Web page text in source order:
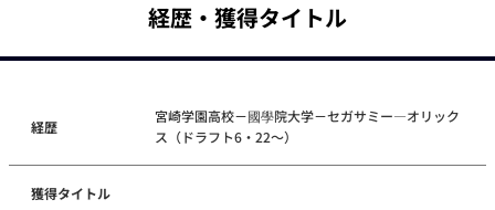
経歴・獲得タイトル
経歴
宮崎学園高校－國學院大学－セガサミー―オリック
ス（ドラフト6・22～）
獲得タイトル